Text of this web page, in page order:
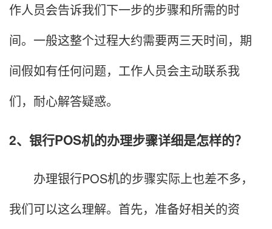
作人员会告诉我们下一步的步骤和所需的时
间。一般这整个过程大约需要两三天时间，期
间假如有任何问题，工作人员会主动联系我
们，耐心解答疑惑。
2、银行POS机的办理步骤详细是怎样的？
办理银行POS机的步骤实际上也差不多，
我们可以这么理解。首先，准备好相关的资